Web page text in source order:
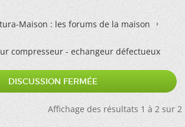
Maison : les forums de la maison
compresseur - echangeur défectueux
DISCUSSION FERMÉE
Affichage des résultats 1 à 2 sur 2